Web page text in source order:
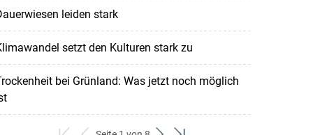
leiden stark
setzt den Kulturen stark zu
bei Grünland: Was jetzt noch möglich